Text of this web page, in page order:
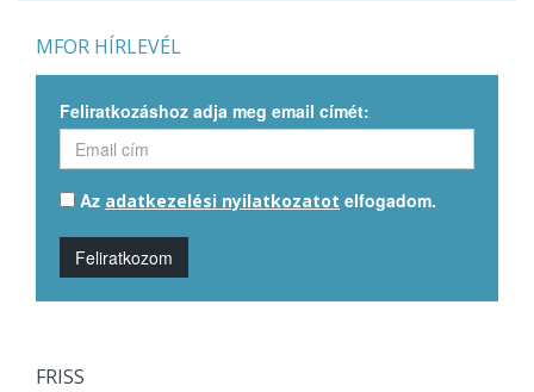
MFOR HÍRLEVÉL
Feliratkozáshoz adja meg email címét:
Az adatkezelési nyilatkozatot elfogadom.
Feliratkozom
FRISS